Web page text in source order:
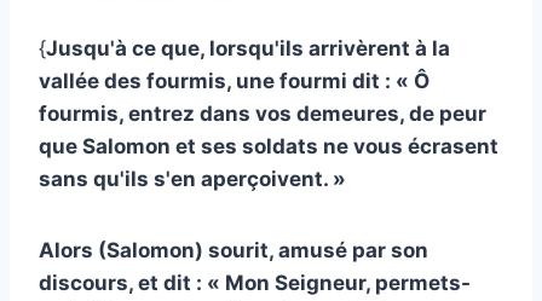
{Jusqu'à ce que, lorsqu'ils arrivèrent à la
vallée des fourmis, une fourmi dit : « Ô
fourmis, entrez dans vos demeures, de peur
que Salomon et ses soldats ne vous écrasent
sans qu'ils s'en aperçoivent. »
Alors (Salomon) sourit, amusé par son
discours, et dit : « Mon Seigneur, permets-